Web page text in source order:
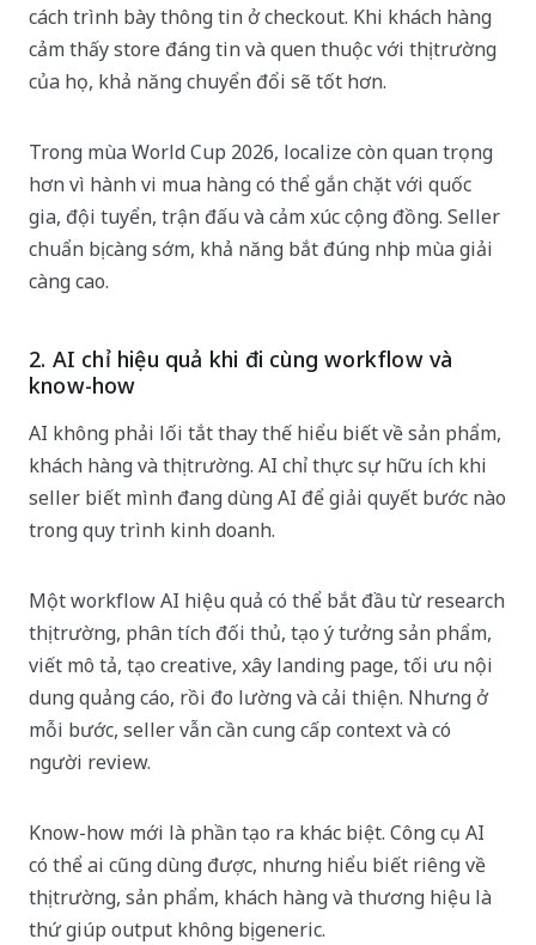
cách trình bày thông tin ở checkout. Khi khách hàng
cảm thấy store đáng tin và quen thuộc với thị trường
của họ, khả năng chuyển đổi sẽ tốt hơn.
Trong mùa World Cup 2026, localize còn quan trọng
hơn vì hành vi mua hàng có thể gắn chặt với quốc
gia, đội tuyển, trận đấu và cảm xúc cộng đồng. Seller
chuẩn bị càng sớm, khả năng bắt đúng nhịp mùa giải
càng cao.
2. AI chỉ hiệu quả khi đi cùng workflow và
know-how
AI không phải lối tắt thay thế hiểu biết về sản phẩm,
khách hàng và thị trường. AI chỉ thực sự hữu ích khi
seller biết mình đang dùng AI để giải quyết bước nào
trong quy trình kinh doanh.
Một workflow AI hiệu quả có thể bắt đầu từ research
thị trường, phân tích đối thủ, tạo ý tưởng sản phẩm,
viết mô tả, tạo creative, xây landing page, tối ưu nội
dung quảng cáo, rồi đo lường và cải thiện. Nhưng ở
mỗi bước, seller vẫn cần cung cấp context và có
người review.
Know-how mới là phần tạo ra khác biệt. Công cụ AI
có thể ai cũng dùng được, nhưng hiểu biết riêng về
thị trường, sản phẩm, khách hàng và thương hiệu là
thứ giúp output không bị generic.